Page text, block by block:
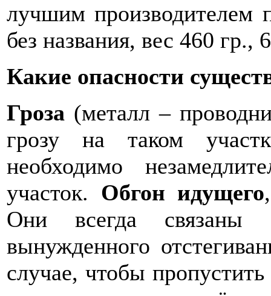
лучшим производителем
без названия, вес 460 гр.,
Какие опасности
Гроза (металл –
грозу на таком
необходимо
участок. Обгон идущего
Они всегда связаны
вынужденного
случае, чтобы